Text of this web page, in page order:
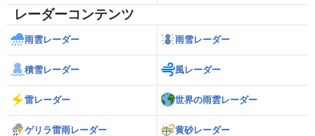
レーダーコンテンツ
雨雲レーダー 雨雪レーダー
積雪レーダー 風レーダー
雷レーダー 世界の雨雲レーダー
ゲリラ雷雨レーダー 黄砂レーダー